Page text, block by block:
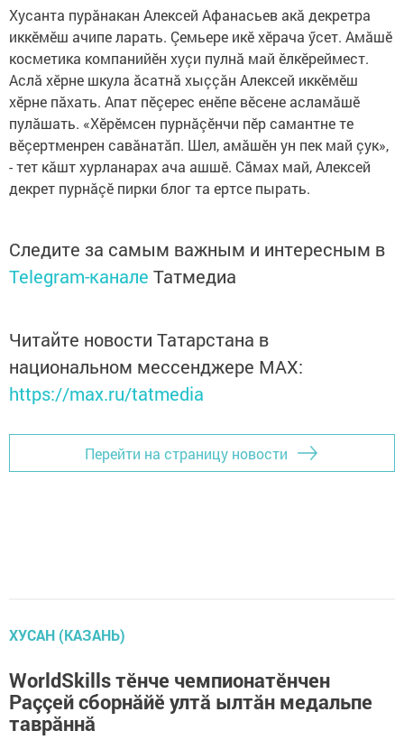
Хусанта пурăнакан Алексей Афанасьев акă декретра
иккӗмӗш ачипе ларать. Çемьере икӗ хӗрача ӳсет. Амăшӗ
косметика компанийӗн хуçи пулнă май ӗлкӗреймест.
Аслă хӗрне шкула ăсатнă хыççăн Алексей иккӗмӗш
хӗрне пăхать. Апат пӗçерес енӗпе вӗсене асламăшӗ
пулăшать. «Хӗрӗмсен пурнăçӗнчи пӗр самантне те
вӗçертменрен савăнатăп. Шел, амăшӗн ун пек май çук»,
- тет кăшт хурланарах ача ашшӗ. Сăмах май, Алексей
декрет пурнăçӗ пирки блог та ертсе пырать.
Следите за самым важным и интересным в
Telegram-канале Татмедиа
Читайте новости Татарстана в
национальном мессенджере MАХ:
https://max.ru/tatmedia
Перейти на страницу новости
ХУСАН (КАЗАНЬ)
WorldSkills тӗнче чемпионатӗнчен
Раççей сборнăйӗ ултă ылтăн медальпе
таврăннă